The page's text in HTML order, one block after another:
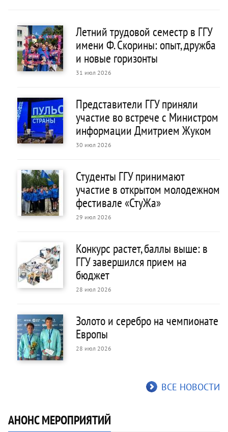
Летний трудовой семестр в ГГУ
имени Ф. Скорины: опыт, дружба
и новые горизонты
31 июл 2026
Представители ГГУ приняли
участие во встрече с Министром
информации Дмитрием Жуком
30 июл 2026
Студенты ГГУ принимают
участие в открытом молодежном
фестивале «СтуЖа»
29 июл 2026
Конкурс растет, баллы выше: в
ГГУ завершился прием на
бюджет
28 июл 2026
Золото и серебро на чемпионате
Европы
28 июл 2026
ВСЕ НОВОСТИ
АНОНС МЕРОПРИЯТИЙ